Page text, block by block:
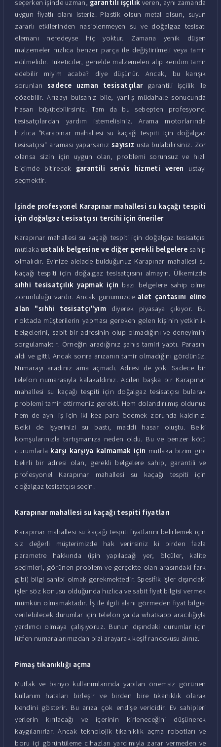
seçerken işinde uzman, garantili işçilik veren, aynı zamanda
uygun fiyatlı olanı isteriz. Plastik olsun metal olsun, suyun
zararlı etkilerinden nasiplenmeyen su ve doğalgaz tesisatı
elemanı neredeyse hiç yoktur. Zamana yenik düşen
malzemeler hızlıca benzer parça ile değiştirilmeli veya tamir
edilmelidir. Tüketiciler, genelde malzemeleri alıp kendim tamir
edebilir miyim acaba? diye düşünür. Ancak, bu karışık
sorunlarısadece uzman tesisatçılargarantili işçilik ile
çözebilir. Arızayı bulsanız bile, yanlış müdahale sonucunda
hasarı büyütebilirsiniz. Tam da bu sebepten profesyonel
tesisatçılardan yardım istemelisiniz. Arama motorlarında
hızlıca "Karapınar mahallesi su kaçağı tespiti için doğalgaz
tesisatçısı" araması yaparsanız sayısız usta bulabilirsiniz. Zor
olansa sizin için uygun olan, problemi sorunsuz ve hızlı
biçimde bitirecek garantili servis hizmeti veren ustayı
seçmektir.
İşinde profesyonel Karapınar mahallesi su kaçağı tespiti
için doğalgaz tesisatçısı tercihi için öneriler
Karapınar mahallesi su kaçağı tespiti için doğalgaz tesisatçısı
mutlaka ustalık belgesine ve diğer gerekli belgelere sahip
olmalıdır. Evinize alelade bulduğunuz Karapınar mahallesi su
kaçağı tespiti için doğalgaz tesisatçısını almayın. Ülkemizde
sıhhi tesisatçılık yapmak için bazı belgelere sahip olma
zorunluluğu vardır. Ancak günümüzde alet çantasını eline
alan "sıhhi tesisatçı"yım diyerek piyasaya çıkıyor. Bu
noktada müşterilerin yapması gereken gelen kişinin yetkinlik
belgelerini, sabit bir adresinin olup olmadığını ve deneyimini
sorgulamaktır. Örneğin aradığınız şahıs tamiri yaptı. Parasını
aldı ve gitti. Ancak sonra arızanın tamir olmadığını gördünüz.
Numarayı aradınız ama açmadı. Adresi de yok. Sadece bir
telefon numarasıyla kalakaldınız. Acilen başka bir Karapınar
mahallesi su kaçağı tespiti için doğalgaz tesisatçısı bularak
problemi tamir ettirmeniz gerekti. Hem dolandırılmış oldunuz
hem de aynı iş için iki kez para ödemek zorunda kaldınız.
Belki de işyerinizi su bastı, maddi hasar oluştu. Belki
komşularınızla tartışmanıza neden oldu. Bu ve benzer kötü
durumlarla karşı karşıya kalmamak için mutlaka bizim gibi
belirli bir adresi olan, gerekli belgelere sahip, garantili ve
profesyonel Karapınar mahallesi su kaçağı tespiti için
doğalgaz tesisatçısı seçin.
Karapınar mahallesi su kaçağı tespiti fiyatları
Karapınar mahallesi su kaçağı tespiti fiyatlarını belirlemek için
siz değerli müşterimizde hak verirsiniz ki birden fazla
parametre hakkında (işin yapılacağı yer, ölçüler, kalite
seçimleri, görünen problem ve gerçekte olan arasındaki fark
gibi) bilgi sahibi olmak gerekmektedir. Spesifik işler dışındaki
işler söz konusu olduğunda hızlıca ve sabit fiyat bilgisi vermek
mümkün olmamaktadır. İş ile ilgili alanı görmeden fiyat bilgisi
verilebilecek durumlar için telefon ya da whatsapp aracılığıyla
yardımcı olmaya çalışıyoruz. Bunun dışındaki durumlar için
lütfen numaralarımızdan bizi arayarak keşif randevusu alınız.
Pimaş tıkanıklığı açma
Mutfak ve banyo kullanımlarında yapılan önemsiz görünen
kullanım hataları birleşir ve birden bire tıkanıklık olarak
kendini gösterir. Bu arıza çok endişe vericidir. Ev sahipleri
yerlerin kırılacağı ve içerinin kirleneceğini düşünerek
kaygılanırlar. Ancak teknolojik tıkanıklık açma robotları ve
boru içi görüntüleme cihazları yardımıyla zarar vermeden ve